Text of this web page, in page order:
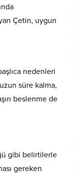
Çetin, uygun
nedenleri
süre kalma,
beslenme de
gibi belirtilerle
gereken